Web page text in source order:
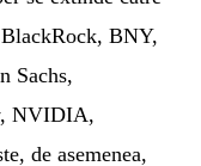
BNY,
Sachs,
NVIDIA,
de asemenea,